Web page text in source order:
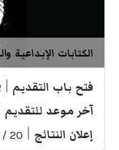
الكتابات الإبداعية
فتح باب التقديم
آخر موعد للتقديم
إعلان النتائج 20 / 8 / 2026